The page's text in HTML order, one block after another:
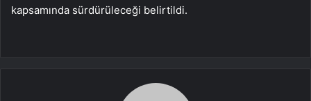
kapsamında sürdürüleceği belirtildi.